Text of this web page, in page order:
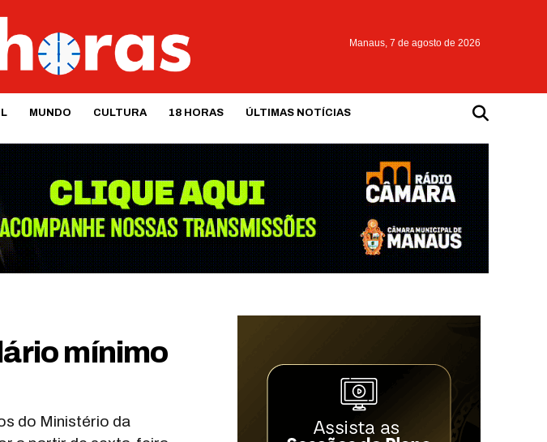
Manaus, 7 de agosto de 2026
MUNDO CULTURA 18 HORAS ÚLTIMAS NOTÍCIAS
mínimo
do Ministério da